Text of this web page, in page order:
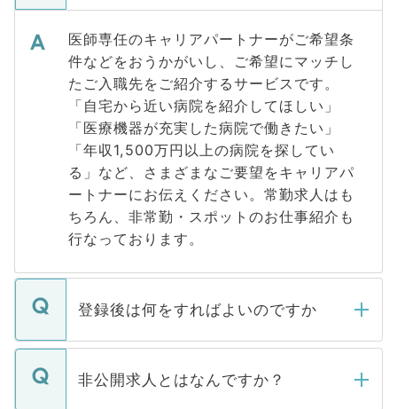
医師専任のキャリアパートナーがご希望条
件などをおうかがいし、ご希望にマッチし
たご入職先をご紹介するサービスです。
「自宅から近い病院を紹介してほしい」
「医療機器が充実した病院で働きたい」
「年収1,500万円以上の病院を探してい
る」など、さまざまなご要望をキャリアパ
ートナーにお伝えください。常勤求人はも
ちろん、非常勤・スポットのお仕事紹介も
行なっております。
登録後は何をすればよいのですか
ご登録いただきましたら、弊社担当者がご
登録内容を確認し、その後メールもしくは
非公開求人とはなんですか？